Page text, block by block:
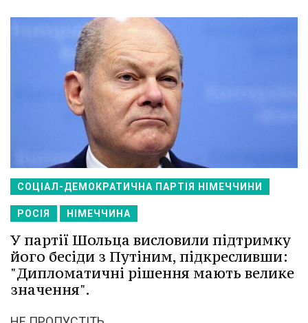
СОЦІАЛ-ДЕМОКРАТИЧНА ПАРТІЯ НІМЕЧЧИНИ
РОСІЯ НІМЕЧЧИНА
У партії Шольца висловили підтримку
його бесіди з Путіним, підкресливши:
"Дипломатичні рішення мають велике
значення".